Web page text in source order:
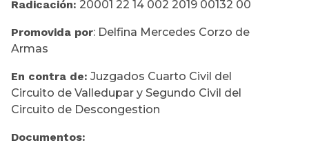
Radicación: 20001 22 14 002 2019 00132 00
Promovida por: Delfina Mercedes Corzo de
Armas
En contra de: Juzgados Cuarto Civil del
Circuito de Valledupar y Segundo Civil del
Circuito de Descongestion
Documentos: